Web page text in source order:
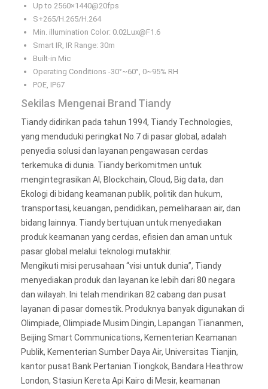
Up to 2560×1440@20fps
S+265/H.265/H.264
Min. illumination Color: 0.02Lux@F1.6
Smart IR, IR Range: 30m
Built-in Mic
Operating Conditions -30°~60°, 0~95% RH
POE, IP67
Sekilas Mengenai Brand Tiandy
Tiandy didirikan pada tahun 1994, Tiandy Technologies,
yang menduduki peringkat No.7 di pasar global, adalah
penyedia solusi dan layanan pengawasan cerdas
terkemuka di dunia. Tiandy berkomitmen untuk
mengintegrasikan AI, Blockchain, Cloud, Big data, dan
Ekologi di bidang keamanan publik, politik dan hukum,
transportasi, keuangan, pendidikan, pemeliharaan air, dan
bidang lainnya. Tiandy bertujuan untuk menyediakan
produk keamanan yang cerdas, efisien dan aman untuk
pasar global melalui teknologi mutakhir.
Mengikuti misi perusahaan “visi untuk dunia”, Tiandy
menyediakan produk dan layanan ke lebih dari 80 negara
dan wilayah. Ini telah mendirikan 82 cabang dan pusat
layanan di pasar domestik. Produknya banyak digunakan di
Olimpiade, Olimpiade Musim Dingin, Lapangan Tiananmen,
Beijing Smart Communications, Kementerian Keamanan
Publik, Kementerian Sumber Daya Air, Universitas Tianjin,
kantor pusat Bank Pertanian Tiongkok, Bandara Heathrow
London, Stasiun Kereta Api Kairo di Mesir, keamanan